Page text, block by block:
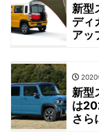
新型
ディ
アッ
2020
新型
は
さら